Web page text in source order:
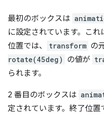
最初のボックスは
に設定されています。こ
位置では、
transform の
rotate(45deg) の値が
られます。
2 番目のボックスは
定されています。終了位置